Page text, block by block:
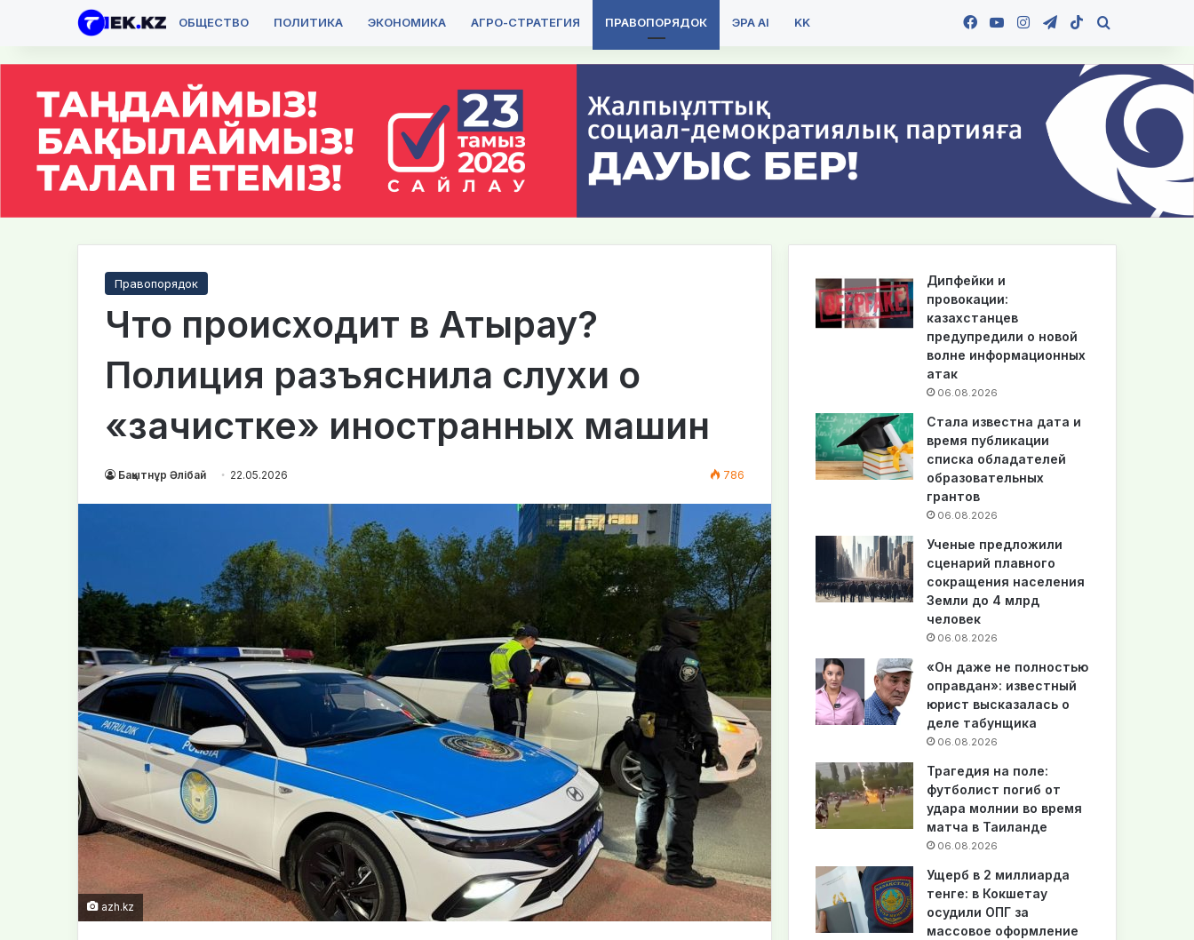
ОБЩЕСТВО ПОЛИТИКА ЭКОНОМИКА АГРО-СТРАТЕГИЯ ПРАВОПОРЯДОК ЭРА AI KK Facebook
YouTubeInstagramTelegram
TikTok
Правопорядок
Что происходит в Атырау?
Полиция разъяснила слухи о
«зачистке» иностранных машин
Бақытнұр Әлібай 22.05.2026 786
azh.kz
Дипфейки и
провокации:
казахстанцев
предупредили о новой
волне информационных
атак
06.08.2026
Стала известна дата и
время публикации
списка обладателей
образовательных
грантов
06.08.2026
Ученые предложили
сценарий плавного
сокращения населения
Земли до 4 млрд
человек
06.08.2026
«Он даже не полностью
оправдан»: известный
юрист высказалась о
деле табунщика
06.08.2026
Трагедия на поле:
футболист погиб от
удара молнии во время
матча в Таиланде
06.08.2026
Ущерб в 2 миллиарда
тенге: в Кокшетау
осудили ОПГ за
массовое оформление